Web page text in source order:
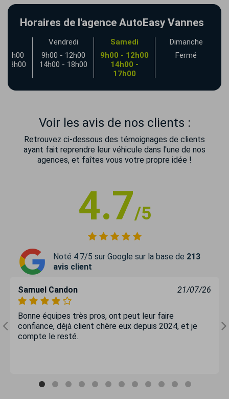
Horaires de l'agence AutoEasy Vannes
12h00
18h00
Vendredi
9h00 - 12h00
14h00 - 18h00
Samedi
9h00 - 12h00
14h00 -
17h00
Dimanche
Fermé
Voir les avis de nos clients :
Retrouvez ci-dessous des témoignages de clients
ayant fait reprendre leur véhicule dans l'une de nos
agences, et faîtes vous votre propre idée !
4.7/5
Noté 4.7/5 sur Google sur la base de 213
avis client
Samuel Candon 21/07/26
Bonne équipes très pros, ont peut leur faire
confiance, déjà client chère eux depuis 2024, et je
compte le resté.